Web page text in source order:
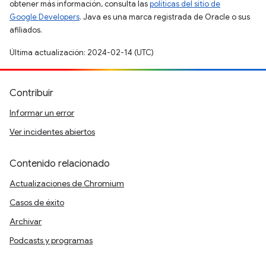
obtener más información, consulta laspolíticas del sitio de
Google Developers. Java es una marca registrada de Oracle o sus
afiliados.
Última actualización: 2024-02-14 (UTC)
Contribuir
Informar un error
Ver incidentes abiertos
Contenido relacionado
Actualizaciones de Chromium
Casos de éxito
Archivar
Podcasts y programas